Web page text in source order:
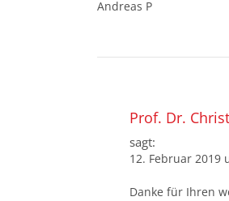
Andreas P
Prof. Dr.
sagt:
12. Februar 2019
Danke für Ihren